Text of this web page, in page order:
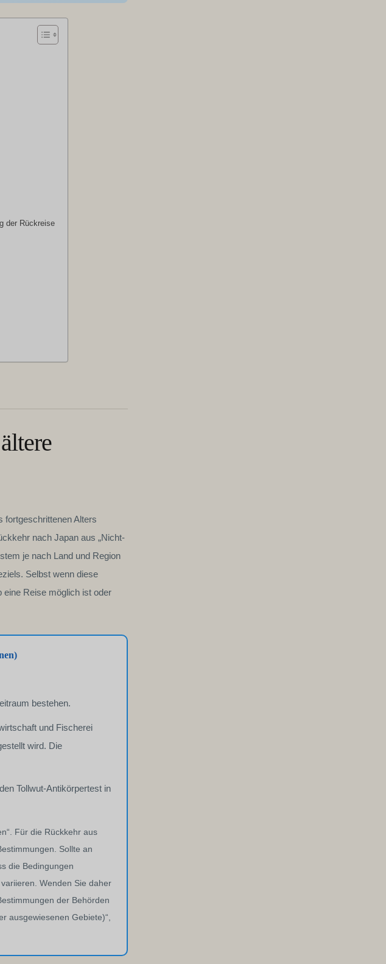
der Rückreise
fortgeschrittenen Alters
nach Japan aus „Nicht-
je nach Land und Region
Selbst wenn diese
eine Reise möglich ist oder
bestehen.
und Fischerei
wird. Die
Tollwut-Antikörpertest in
Für die Rückkehr aus
Sollte an
die Bedingungen
Wenden Sie daher
der Behörden
ausgewiesenen Gebiete)“,